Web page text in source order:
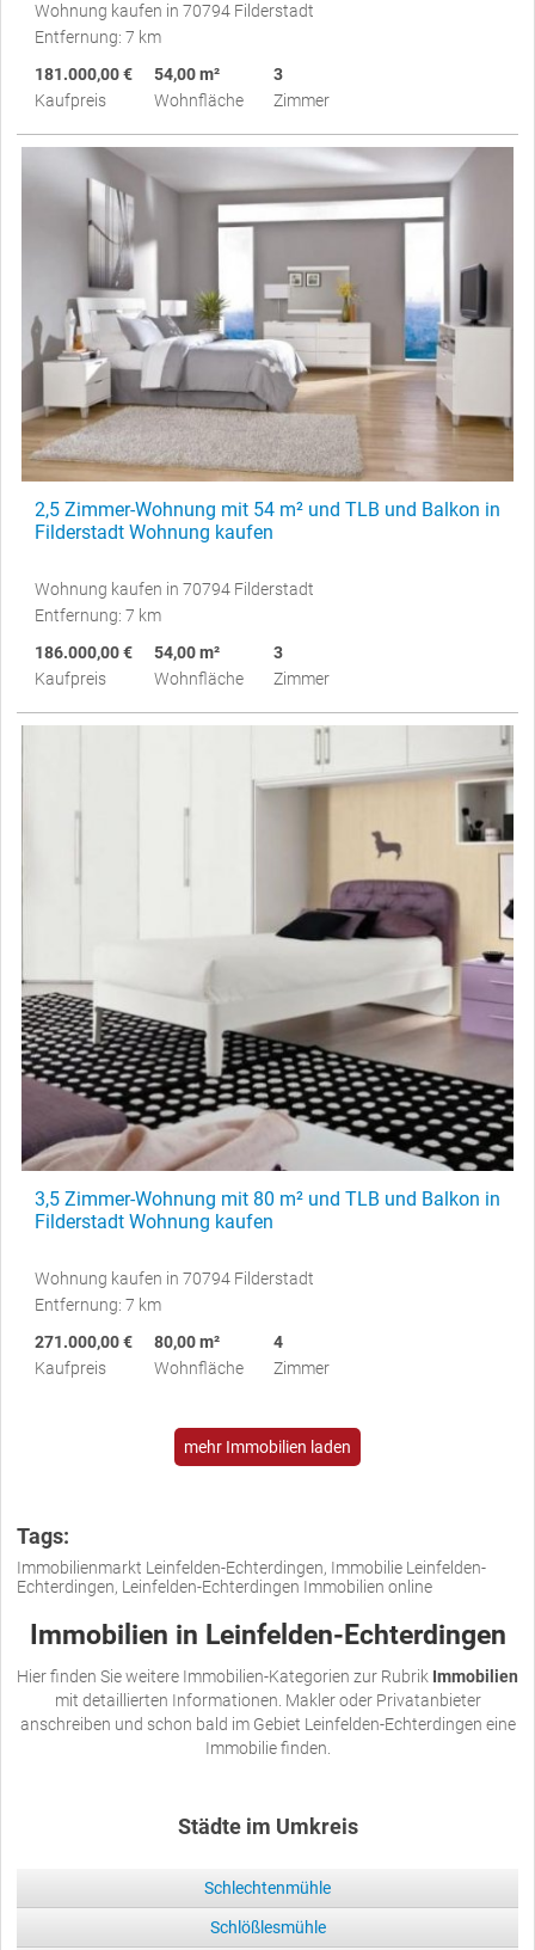
Wohnung kaufen in 70794 Filderstadt
Entfernung: 7 km
181.000,00 €
Kaufpreis
54,00 m²
Wohnfläche
3
Zimmer
2,5 Zimmer-Wohnung mit 54 m² und TLB und Balkon in
Filderstadt Wohnung kaufen
Wohnung kaufen in 70794 Filderstadt
Entfernung: 7 km
186.000,00 €
Kaufpreis
54,00 m²
Wohnfläche
3
Zimmer
3,5 Zimmer-Wohnung mit 80 m² und TLB und Balkon in
Filderstadt Wohnung kaufen
Wohnung kaufen in 70794 Filderstadt
Entfernung: 7 km
271.000,00 €
Kaufpreis
80,00 m²
Wohnfläche
4
Zimmer
mehr Immobilien laden
Tags:
Immobilienmarkt Leinfelden-Echterdingen, Immobilie Leinfelden-
Echterdingen, Leinfelden-Echterdingen Immobilien online
Immobilien in Leinfelden-Echterdingen
Hier finden Sie weitere Immobilien-Kategorien zur Rubrik Immobilien
mit detaillierten Informationen. Makler oder Privatanbieter
anschreiben und schon bald im Gebiet Leinfelden-Echterdingen eine
Immobilie finden.
Städte im Umkreis
Schlechtenmühle
Schlößlesmühle